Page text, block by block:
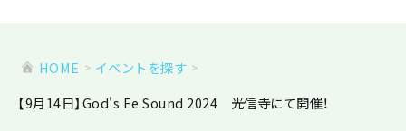
HOME
イベントを探す
【9月14日】God's Ee Sound 2024 光信寺にて開催！